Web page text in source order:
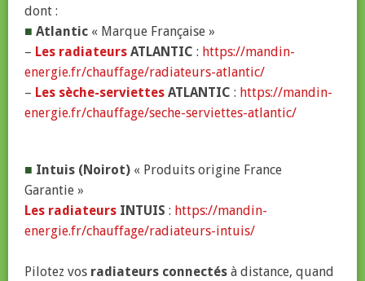
dont :
■ Atlantic « Marque Française »
– Les radiateurs ATLANTIC : https://mandin-
energie.fr/chauffage/radiateurs-atlantic/
– Les sèche-serviettes ATLANTIC : https://mandin-
energie.fr/chauffage/seche-serviettes-atlantic/
■ Intuis (Noirot) « Produits origine France
Garantie »
Les radiateurs INTUIS : https://mandin-
energie.fr/chauffage/radiateurs-intuis/
Pilotez vos radiateurs connectés à distance, quand